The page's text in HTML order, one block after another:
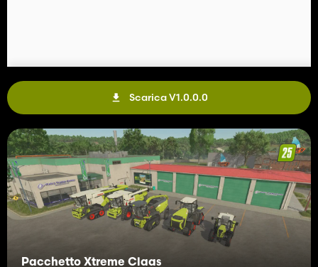
Scarica V1.0.0.0
Pacchetto Xtreme Claas